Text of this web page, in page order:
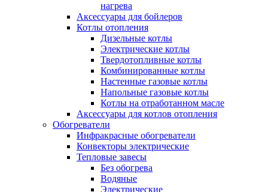
нагрева
Аксессуары для бойлеров
Котлы отопления
Дизельные котлы
Электрические котлы
Твердотопливные котлы
Комбинированные котлы
Настенные газовые котлы
Напольные газовые котлы
Котлы на отработанном масле
Аксессуары для котлов отопления
Обогреватели
Инфракрасные обогреватели
Конвекторы электрические
Тепловые завесы
Без обогрева
Водяные
Электрические